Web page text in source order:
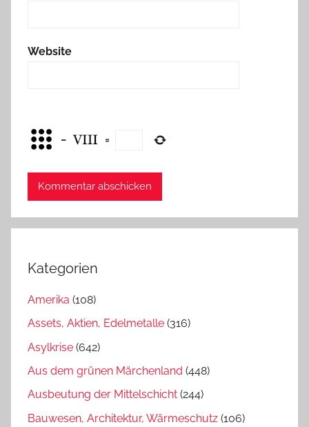
Website
− =
Kategorien
Amerika (108)
Assets, Aktien, Edelmetalle (316)
Asylkrise (642)
Aus dem grünen Märchenland (448)
Ausbeutung der Mittelschicht (244)
Bauwesen, Architektur, Wärmeschutz (106)